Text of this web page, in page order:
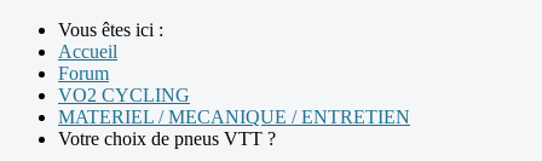
Vous êtes ici :
Accueil
Forum
VO2 CYCLING
MATERIEL / MECANIQUE / ENTRETIEN
Votre choix de pneus VTT ?